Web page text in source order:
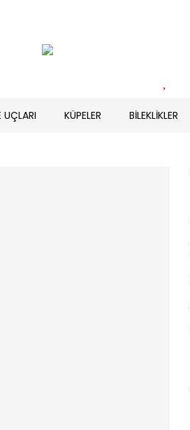
UÇLARI KÜPELER BİLEKLİKLER